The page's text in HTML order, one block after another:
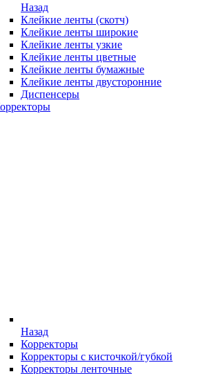
Назад
Клейкие ленты (скотч)
Клейкие ленты широкие
Клейкие ленты узкие
Клейкие ленты цветные
Клейкие ленты бумажные
Клейкие ленты двусторонние
Диспенсеры
Назад
Корректоры
Корректоры с кисточкой/губкой
Корректоры ленточные